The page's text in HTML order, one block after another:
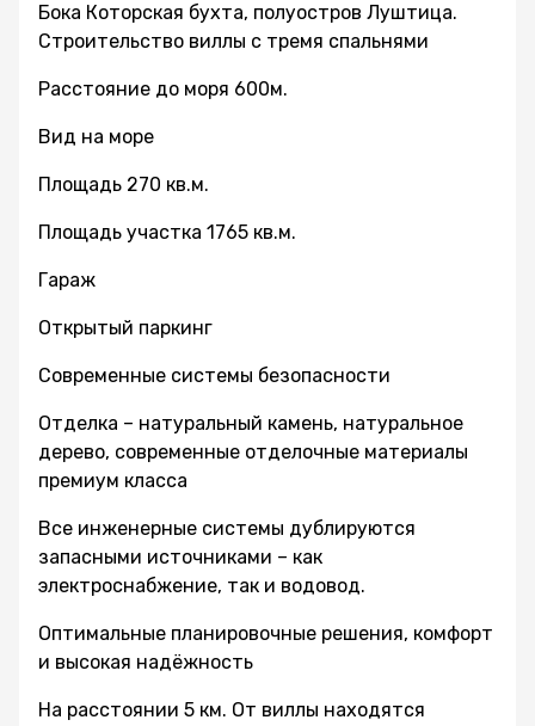
Бока Которская бухта, полуостров Луштица.
Строительство виллы с тремя спальнями
Расстояние до моря 600м.
Вид на море
Площадь 270 кв.м.
Площадь участка 1765 кв.м.
Гараж
Открытый паркинг
Современные системы безопасности
Отделка – натуральный камень, натуральное
дерево, современные отделочные материалы
премиум класса
Все инженерные системы дублируются
запасными источниками – как
электроснабжение, так и водовод.
Оптимальные планировочные решения, комфорт
и высокая надёжность
На расстоянии 5 км. От виллы находятся